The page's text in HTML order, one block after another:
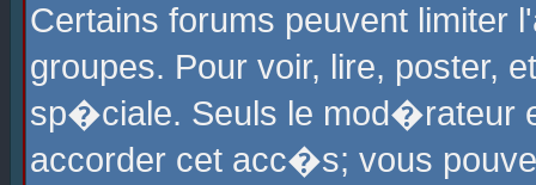
Certains forums peuvent
groupes. Pour voir, lire, poster,
sp�ciale. Seuls le mod�rateur
accorder cet acc�s; vous